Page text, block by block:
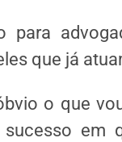
para
que já
o que
em